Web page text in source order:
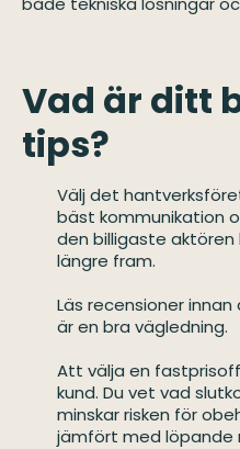
Vad är ditt
tips?
Välj det
bäst kommunikation
den billigaste
längre fram.
Läs recensioner
är en bra vägledning.
Att välja en
kund. Du vet vad
minskar risken för
jämfört med löpande